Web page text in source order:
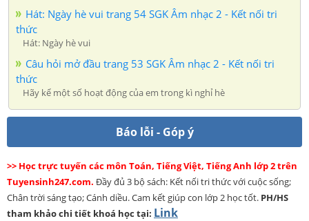
Hát: Ngày hè vui trang 54 SGK Âm nhạc 2 - Kết nối tri
thức
Hát: Ngày hè vui
Câu hỏi mở đầu trang 53 SGK Âm nhạc 2 - Kết nối tri
thức
Hãy kể một số hoạt động của em trong kì nghỉ hè
Báo lỗi - Góp ý
>> Học trực tuyến các môn Toán, Tiếng Việt, Tiếng Anh lớp 2 trên
Tuyensinh247.com. Đầy đủ 3 bộ sách: Kết nối tri thức với cuộc sống;
Chân trời sáng tạo; Cánh diều. Cam kết giúp con lớp 2 học tốt. PH/HS
tham khảo chi tiết khoá học tại: Link